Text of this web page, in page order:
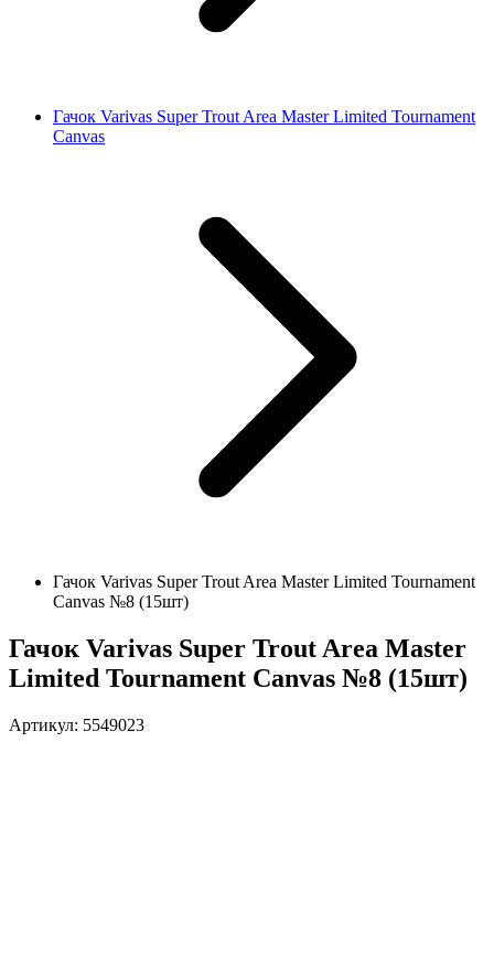
Гачок Varivas Super Trout Area Master Limited Tournament
Canvas
Гачок Varivas Super Trout Area Master Limited Tournament
Canvas №8 (15шт)
Гачок Varivas Super Trout Area Master
Limited Tournament Canvas №8 (15шт)
Артикул: 5549023